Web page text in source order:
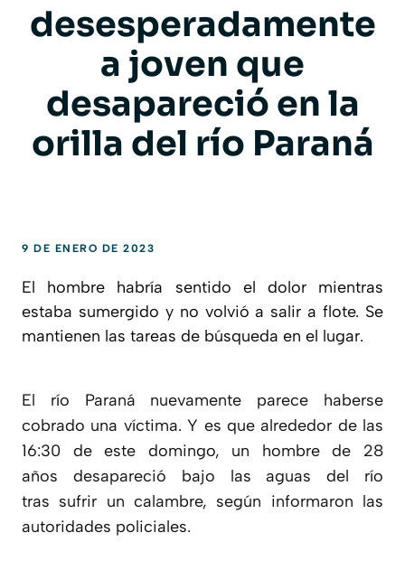
desesperadamente
a joven que
desapareció en la
orilla del río Paraná
9 DE ENERO DE 2023
El hombre habría sentido el dolor mientras
estaba sumergido y no volvió a salir a flote. Se
mantienen las tareas de búsqueda en el lugar.
El río Paraná nuevamente parece haberse
cobrado una víctima. Y es que alrededor de las
16:30 de este domingo, un hombrede 28
años desapareció bajo las aguas del río
tras sufrir un calambre, según informaron las
autoridades policiales.